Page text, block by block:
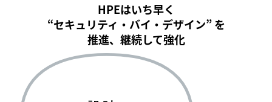
HPEはいち早く
“セキュリティ・バイ・デザイン” を
推進、継続して強化